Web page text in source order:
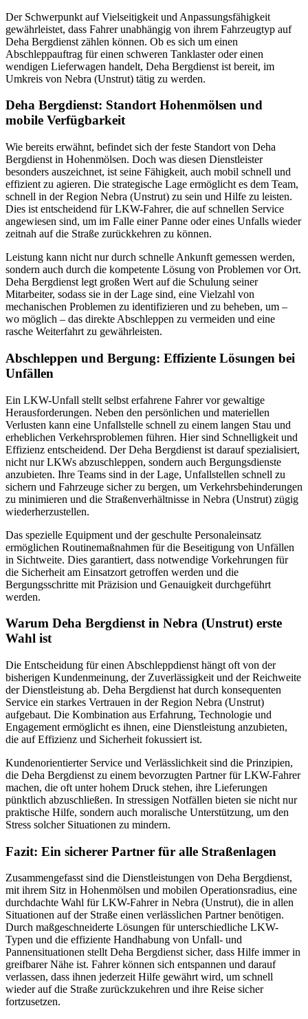
Der Schwerpunkt auf Vielseitigkeit und Anpassungsfähigkeit
gewährleistet, dass Fahrer unabhängig von ihrem Fahrzeugtyp auf
Deha Bergdienst zählen können. Ob es sich um einen
Abschleppauftrag für einen schweren Tanklaster oder einen
wendigen Lieferwagen handelt, Deha Bergdienst ist bereit, im
Umkreis von Nebra (Unstrut) tätig zu werden.
Deha Bergdienst: Standort Hohenmölsen und
mobile Verfügbarkeit
Wie bereits erwähnt, befindet sich der feste Standort von Deha
Bergdienst in Hohenmölsen. Doch was diesen Dienstleister
besonders auszeichnet, ist seine Fähigkeit, auch mobil schnell und
effizient zu agieren. Die strategische Lage ermöglicht es dem Team,
schnell in der Region Nebra (Unstrut) zu sein und Hilfe zu leisten.
Dies ist entscheidend für LKW-Fahrer, die auf schnellen Service
angewiesen sind, um im Falle einer Panne oder eines Unfalls wieder
zeitnah auf die Straße zurückkehren zu können.
Leistung kann nicht nur durch schnelle Ankunft gemessen werden,
sondern auch durch die kompetente Lösung von Problemen vor Ort.
Deha Bergdienst legt großen Wert auf die Schulung seiner
Mitarbeiter, sodass sie in der Lage sind, eine Vielzahl von
mechanischen Problemen zu identifizieren und zu beheben, um –
wo möglich – das direkte Abschleppen zu vermeiden und eine
rasche Weiterfahrt zu gewährleisten.
Abschleppen und Bergung: Effiziente Lösungen bei
Unfällen
Ein LKW-Unfall stellt selbst erfahrene Fahrer vor gewaltige
Herausforderungen. Neben den persönlichen und materiellen
Verlusten kann eine Unfallstelle schnell zu einem langen Stau und
erheblichen Verkehrsproblemen führen. Hier sind Schnelligkeit und
Effizienz entscheidend. Der Deha Bergdienst ist darauf spezialisiert,
nicht nur LKWs abzuschleppen, sondern auch Bergungsdienste
anzubieten. Ihre Teams sind in der Lage, Unfallstellen schnell zu
sichern und Fahrzeuge sicher zu bergen, um Verkehrsbehinderungen
zu minimieren und die Straßenverhältnisse in Nebra (Unstrut) zügig
wiederherzustellen.
Das spezielle Equipment und der geschulte Personaleinsatz
ermöglichen Routinemaßnahmen für die Beseitigung von Unfällen
in Sichtweite. Dies garantiert, dass notwendige Vorkehrungen für
die Sicherheit am Einsatzort getroffen werden und die
Bergungsschritte mit Präzision und Genauigkeit durchgeführt
werden.
Warum Deha Bergdienst in Nebra (Unstrut) erste
Wahl ist
Die Entscheidung für einen Abschleppdienst hängt oft von der
bisherigen Kundenmeinung, der Zuverlässigkeit und der Reichweite
der Dienstleistung ab. Deha Bergdienst hat durch konsequenten
Service ein starkes Vertrauen in der Region Nebra (Unstrut)
aufgebaut. Die Kombination aus Erfahrung, Technologie und
Engagement ermöglicht es ihnen, eine Dienstleistung anzubieten,
die auf Effizienz und Sicherheit fokussiert ist.
Kundenorientierter Service und Verlässlichkeit sind die Prinzipien,
die Deha Bergdienst zu einem bevorzugten Partner für LKW-Fahrer
machen, die oft unter hohem Druck stehen, ihre Lieferungen
pünktlich abzuschließen. In stressigen Notfällen bieten sie nicht nur
praktische Hilfe, sondern auch moralische Unterstützung, um den
Stress solcher Situationen zu mindern.
Fazit: Ein sicherer Partner für alle Straßenlagen
Zusammengefasst sind die Dienstleistungen von Deha Bergdienst,
mit ihrem Sitz in Hohenmölsen und mobilen Operationsradius, eine
durchdachte Wahl für LKW-Fahrer in Nebra (Unstrut), die in allen
Situationen auf der Straße einen verlässlichen Partner benötigen.
Durch maßgeschneiderte Lösungen für unterschiedliche LKW-
Typen und die effiziente Handhabung von Unfall- und
Pannensituationen stellt Deha Bergdienst sicher, dass Hilfe immer in
greifbarer Nähe ist. Fahrer können sich entspannen und darauf
verlassen, dass ihnen jederzeit Hilfe gewährt wird, um schnell
wieder auf die Straße zurückzukehren und ihre Reise sicher
fortzusetzen.